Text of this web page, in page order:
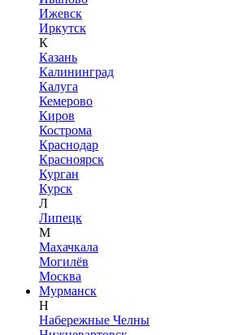
Ижевск
Иркутск
К
Казань
Калининград
Калуга
Кемерово
Киров
Кострома
Краснодар
Красноярск
Курган
Курск
Л
Липецк
М
Махачкала
Могилёв
Москва
Мурманск
Н
Набережные Челны